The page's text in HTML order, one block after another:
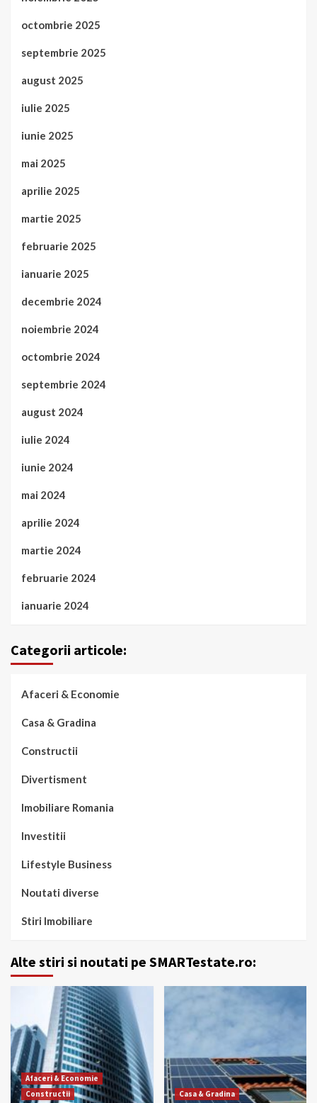
octombrie 2025
septembrie 2025
august 2025
iulie 2025
iunie 2025
mai 2025
aprilie 2025
martie 2025
februarie 2025
ianuarie 2025
decembrie 2024
noiembrie 2024
octombrie 2024
septembrie 2024
august 2024
iulie 2024
iunie 2024
mai 2024
aprilie 2024
martie 2024
februarie 2024
ianuarie 2024
Categorii articole:
Afaceri & Economie
Casa & Gradina
Constructii
Divertisment
Imobiliare Romania
Investitii
Lifestyle Business
Noutati diverse
Stiri Imobiliare
Alte stiri si noutati pe SMARTestate.ro:
Afaceri & Economie
Constructii
Casa & Gradina